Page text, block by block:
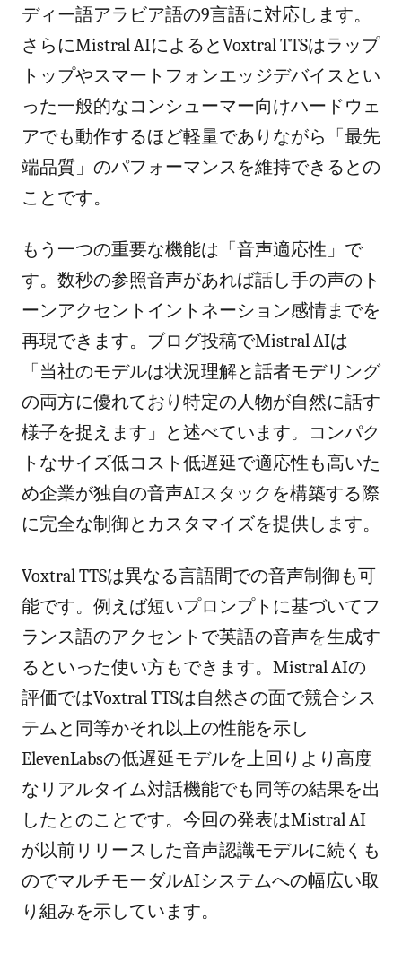
ディー語アラビア語の9言語に対応します。
さらにMistral AIによるとVoxtral TTSはラップ
トップやスマートフォンエッジデバイスとい
った一般的なコンシューマー向けハードウェ
アでも動作するほど軽量でありながら「最先
端品質」のパフォーマンスを維持できるとの
ことです。
もう一つの重要な機能は「音声適応性」で
す。数秒の参照音声があれば話し手の声のト
ーンアクセントイントネーション感情までを
再現できます。ブログ投稿でMistral AIは
「当社のモデルは状況理解と話者モデリング
の両方に優れており特定の人物が自然に話す
様子を捉えます」と述べています。コンパク
トなサイズ低コスト低遅延で適応性も高いた
め企業が独自の音声AIスタックを構築する際
に完全な制御とカスタマイズを提供します。
Voxtral TTSは異なる言語間での音声制御も可
能です。例えば短いプロンプトに基づいてフ
ランス語のアクセントで英語の音声を生成す
るといった使い方もできます。Mistral AIの
評価ではVoxtral TTSは自然さの面で競合シス
テムと同等かそれ以上の性能を示し
ElevenLabsの低遅延モデルを上回りより高度
なリアルタイム対話機能でも同等の結果を出
したとのことです。今回の発表はMistral AI
が以前リリースした音声認識モデルに続くも
のでマルチモーダルAIシステムへの幅広い取
り組みを示しています。